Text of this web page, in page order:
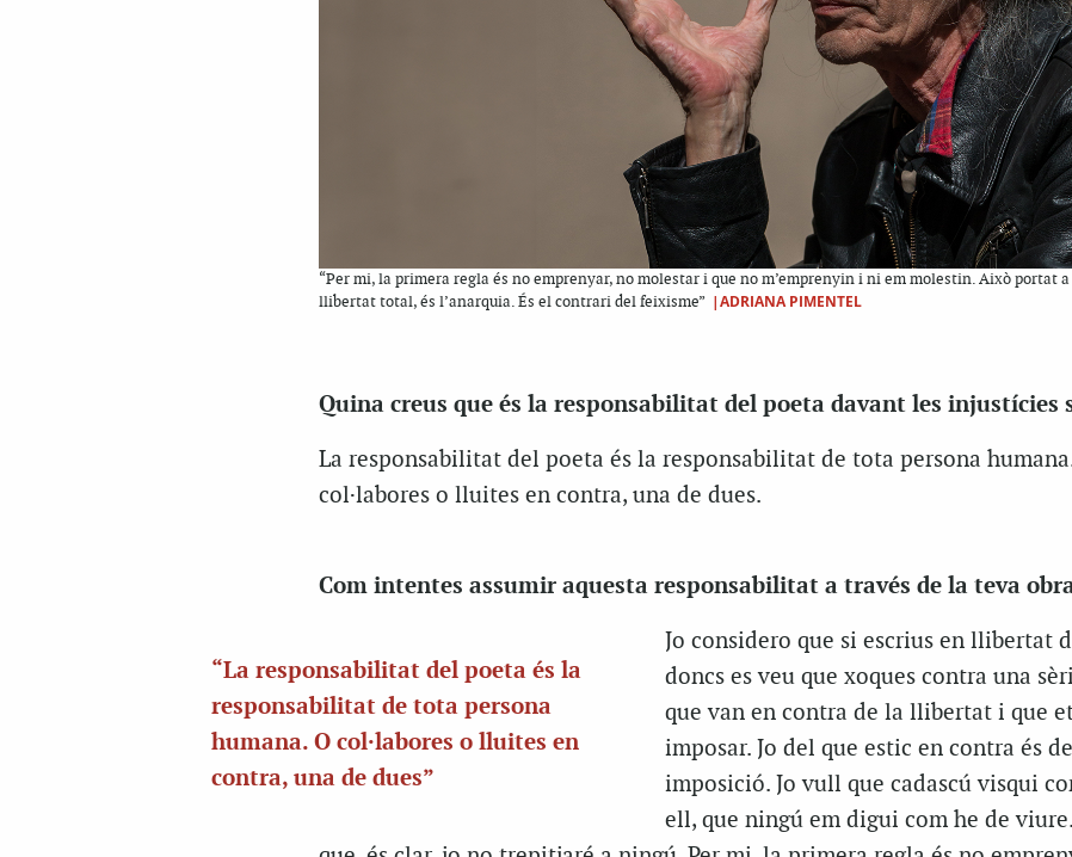
“Per mi, la primera regla és no emprenyar, no molestar i que no m’emprenyin i ni em molestin. Això portat a
llibertat total, és l’anarquia. És el contrari del feixisme” |ADRIANA PIMENTEL
Quina creus que és la responsabilitat del poeta davant les injustícies
La responsabilitat del poeta és la responsabilitat de tota persona
col·labores o lluites en contra, una de dues.
Com intentes assumir aquesta responsabilitat a través de la teva
“La responsabilitat del poeta és la
responsabilitat de tota persona
humana. O col·labores o lluites en
contra, una de dues”
Jo considero que si escrius en llibertat
doncs es veu que xoques contra una
que van en contra de la llibertat i que
imposar. Jo del que estic en contra és
imposició. Jo vull que cadascú visqui
ell, que ningú em digui com he de